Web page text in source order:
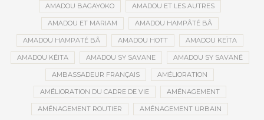
AMADOU BAGAYOKO AMADOU ET LES AUTRES
AMADOU ET MARIAM AMADOU HAMPÂTÉ BÂ
AMADOU HAMPATÉ BÂ AMADOU HOTT AMADOU KEÏTA
AMADOU KÉITA AMADOU SY SAVANE AMADOU SY SAVANÉ
AMBASSADEUR FRANÇAIS AMÉLIORATION
AMÉLIORATION DU CADRE DE VIE AMÉNAGEMENT
AMÉNAGEMENT ROUTIER AMÉNAGEMENT URBAIN